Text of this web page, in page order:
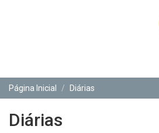
Página Inicial
Diárias
Diárias